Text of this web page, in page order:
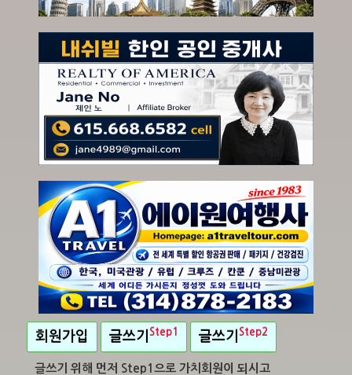
회원가입 글쓰기 Step1 글쓰기 Step2
글쓰기 위해 먼저 Step1으로 가치회원이 되시고